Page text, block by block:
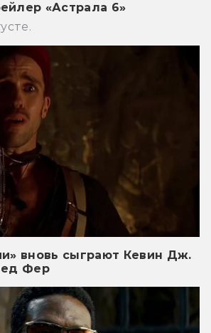
«Астрала 6»
вновь сыграют Кевин Дж.
Фер